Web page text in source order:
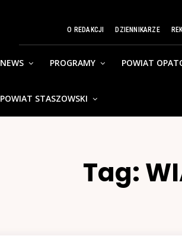
O REDAKCJI DZIENNIKARZE
NEWS PROGRAMY POWIAT
POWIAT STASZOWSKI
Tag: